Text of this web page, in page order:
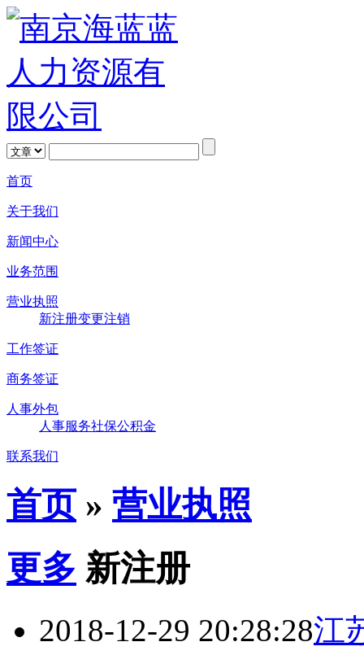
首页
关于我们
新闻中心
业务范围
营业执照
新注册变更注销
工作签证
商务签证
人事外包
人事服务社保公积金
联系我们
首页» 营业执照
更多 新注册
2018-12-29 20:28:28江